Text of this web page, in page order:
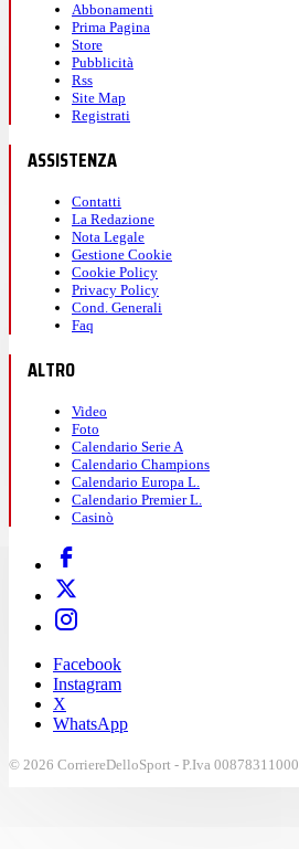
Abbonamenti
Prima Pagina
Store
Pubblicità
Rss
Site Map
Registrati
ASSISTENZA
Contatti
La Redazione
Nota Legale
Gestione Cookie
Cookie Policy
Privacy Policy
Cond. Generali
Faq
ALTRO
Video
Foto
Calendario Serie A
Calendario Champions
Calendario Europa L.
Calendario Premier L.
Casinò
Facebook
Instagram
X
WhatsApp
© 2026 CorriereDelloSport - P.Iva 00878311000